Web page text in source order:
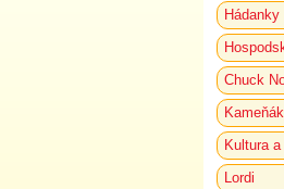
Hádanky
Chuck
Kultura
Lordi